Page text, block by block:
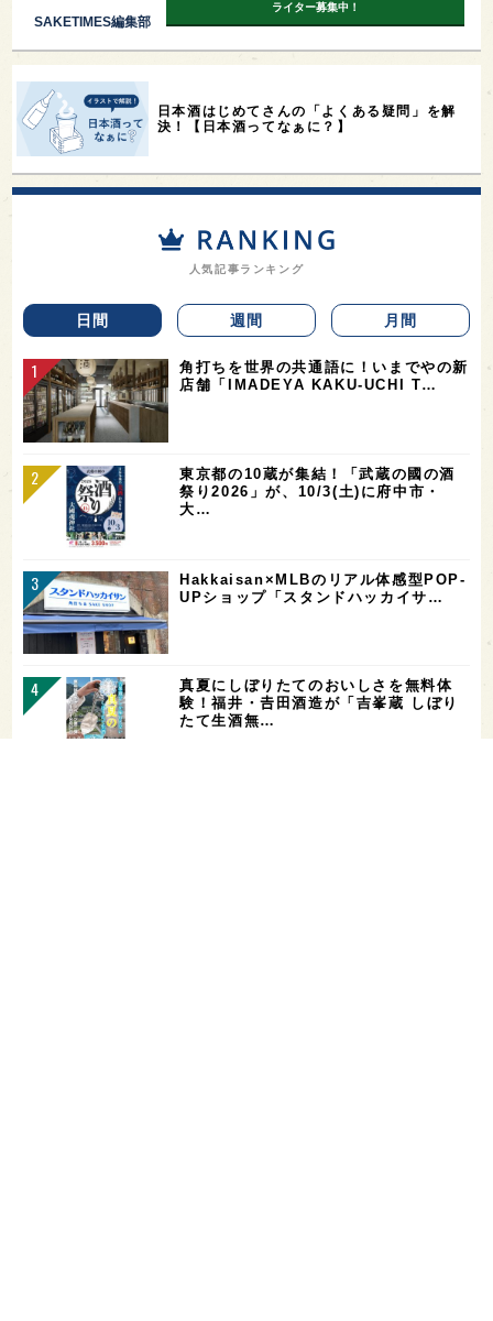
SAKETIMES編集部
ライター募集中！
日本酒はじめてさんの「よくある疑問」を解
決！【日本酒ってなぁに？】
人気記事ランキング
日間 週間 月間
角打ちを世界の共通語に！いまでやの新
店舗「IMADEYA KAKU-UCHI T…
東京都の10蔵が集結！「武蔵の國の酒
祭り2026」が、10/3(土)に府中市・
大…
Hakkaisan×MLBのリアル体感型POP-
UPショップ「スタンドハッカイサ…
真夏にしぼりたてのおいしさを無料体
験！福井・𠮷田酒造が「吉峯蔵 しぼり
たて生酒無…